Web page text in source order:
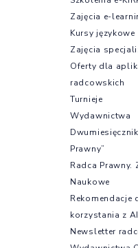
Zajęcia e-
Kursy językowe
Zajęcia
Oferty dla
radcowskich
Turnieje
Wydawnictwa
Prawny”
Radca Prawny.
Naukowe
Rekomendacje
korzystania z AI
Newsletter